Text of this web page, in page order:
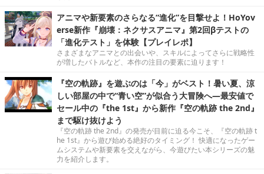
アニマや新要素のさらなる“進化”を目撃せよ！HoYov
erse新作『崩壊：ネクサスアニマ』第2回βテストの
「進化テスト」を体験【プレイレポ】
さまざまなアニマとの出会いや、スキルによってさらに戦略性
が増したバトルなど、本作の注目の要素に迫ります！
『空の軌跡』を遊ぶのは「今」がベスト！暑い夏、涼
しい部屋の中で“青い空”が似合う大冒険へ―最安値で
セール中の『the 1st』から新作『空の軌跡 the 2nd』
まで駆け抜けよう
『空の軌跡 the 2nd』の発売が目前に迫る今こそ、『空の軌跡 t
he 1st』から遊び始める絶好のタイミング！ 快適になったゲー
ムシステムや新要素を交えながら、今遊びたい本シリーズの魅
力を紹介します。